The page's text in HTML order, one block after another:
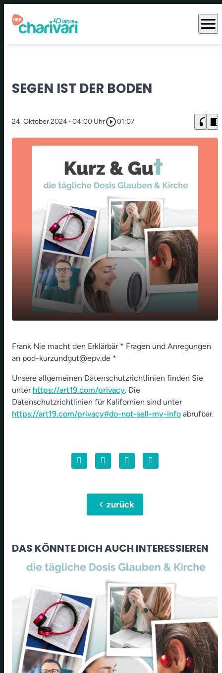
menu
SEGEN IST DER BODEN
24. Oktober 2024 · 04:00 Uhrplay_circle_outline01:07 headphones chrome_reader_mode
play_arrow
00:00
Frank Nie macht den Erklärbär * Fragen und Anregungen
an pod-kurzundgut@epv.de *
Unsere allgemeinen Datenschutzrichtlinien finden Sie
unter https://art19.com/privacy. Die
Datenschutzrichtlinien für Kalifornien sind unter
https://art19.com/privacy#do-not-sell-my-info abrufbar.
chevron_leftzurück
DAS KÖNNTE DICH AUCH INTERESSIEREN